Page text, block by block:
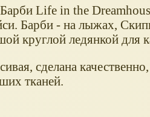
Life in the
Барби - на лыжах,
круглой ледянкой для
сделана
тканей.